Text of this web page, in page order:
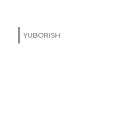
YUBORISH